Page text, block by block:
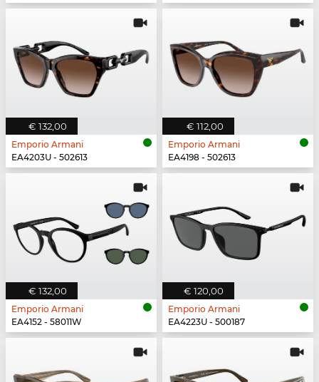
€ 132,00
Emporio Armani
EA4203U - 502613
€ 112,00
Emporio Armani
EA4198 - 502613
€ 132,00
Emporio Armani
EA4152 - 58011W
€ 120,00
Emporio Armani
EA4223U - 500187